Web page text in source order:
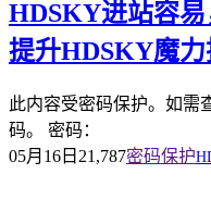
HDSKY进站容
提升HDSKY魔力
此内容受密码保护。如需
码。 密码：
05月16日 21,787密码保护